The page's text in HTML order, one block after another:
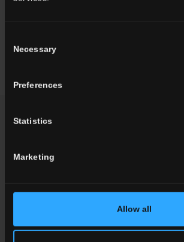
Selection
Necessary
Preferences
Statistics
Marketing
Allow all
60x60 . 24"x24"
KÖNNTE IHNEN